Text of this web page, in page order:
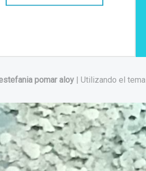
pomar aloy | Utilizando el tema